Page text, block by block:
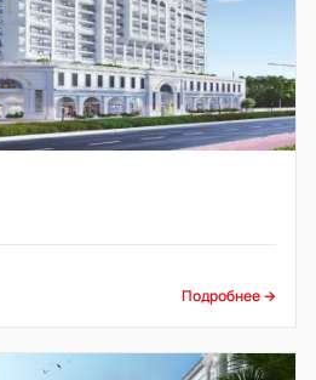
Подробнее →